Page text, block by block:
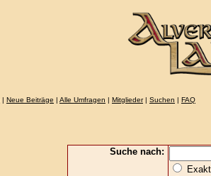
| Neue Beiträge | Alle Umfragen | Mitglieder| Suchen | FAQ
Suche nach: